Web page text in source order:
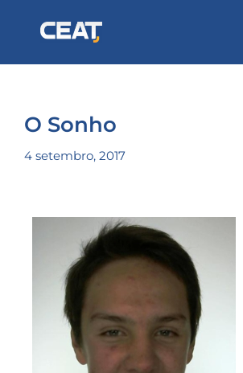
O Sonho
4 setembro, 2017